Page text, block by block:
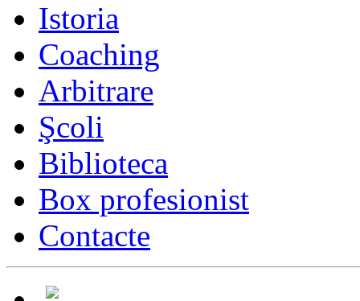
Istoria
Coaching
Arbitrare
Şcoli
Biblioteca
Box profesionist
Contacte